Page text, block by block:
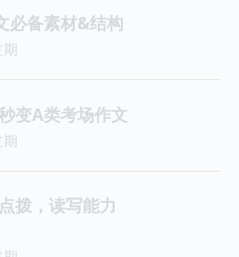
必备素材&结构
期
变A类考场作文
期
拨，读写能力